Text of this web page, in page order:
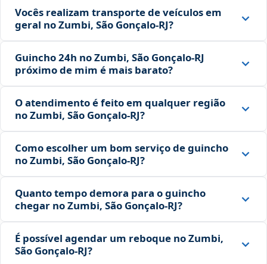
Vocês realizam transporte de veículos em
geral no Zumbi, São Gonçalo‑RJ?
Guincho 24h no Zumbi, São Gonçalo‑RJ
próximo de mim é mais barato?
O atendimento é feito em qualquer região
no Zumbi, São Gonçalo‑RJ?
Como escolher um bom serviço de guincho
no Zumbi, São Gonçalo‑RJ?
Quanto tempo demora para o guincho
chegar no Zumbi, São Gonçalo‑RJ?
É possível agendar um reboque no Zumbi,
São Gonçalo‑RJ?